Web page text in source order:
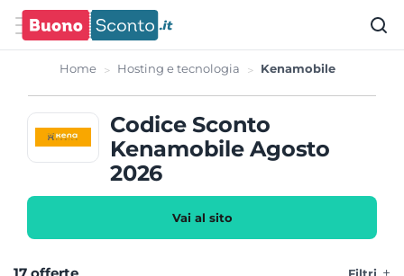
Home Hosting e tecnologia Kenamobile
Codice Sconto
Kenamobile Agosto
2026
Vai al sito
Filtri